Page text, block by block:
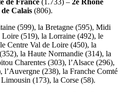
de France (1.733) – 2e Rhône
Calais (806).
(599), la Bretagne (595), Midi
Loire (519), la Lorraine (492), le
Centre Val de Loire (450), la
la Haute Normandie (314), la
Charentes (303), l’Alsace (296),
l’Auvergne (238), la Franche Comté
(173), la Corse (58).